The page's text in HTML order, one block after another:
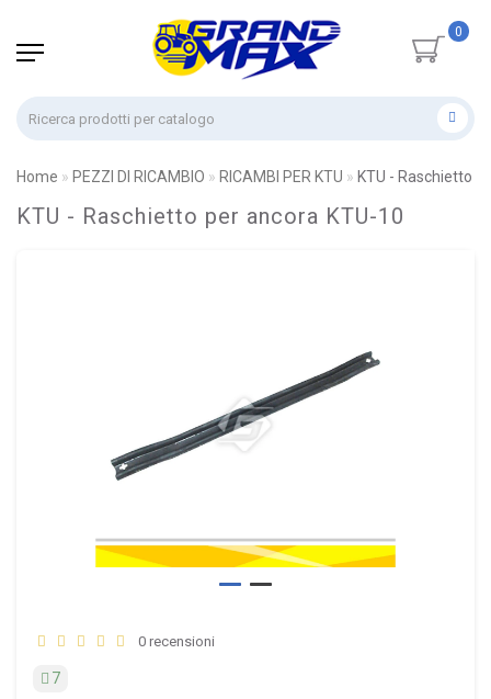
0
Home PEZZI DI RICAMBIO RICAMBI PER KTU KTU - Raschietto
KTU - Raschietto per ancora KTU-10
0 recensioni
7